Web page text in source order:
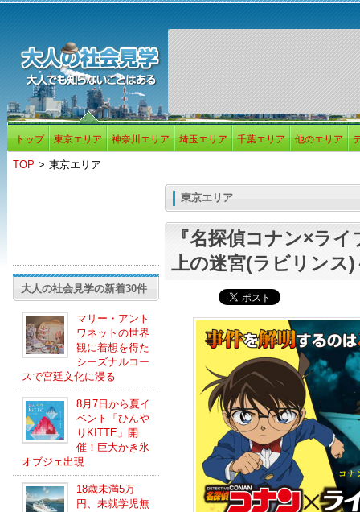
トップ 東京エリア 神奈川エリア 埼玉エリア 千葉エリア 他のエリア
TOP > 東京エリア
大人の社会見学の新着30件
マリー・アント
ワネットの世界
観に着想を得た
シーズナルコー
スで宮廷文化に浸る
8月7日から夏イ
ベント「ひんや
りKITTE」開
催！巨大かき氷
オブジェ出現
18歳未満5万
円、未就学児無
東京エリア
『名探偵コナン×ラ
上の迷宮(ラビリンス